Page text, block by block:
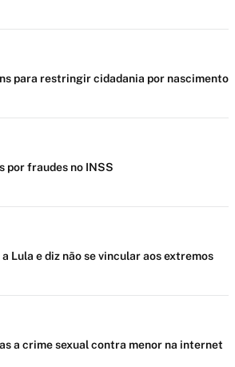
para restringir cidadania por nascimento
por fraudes no INSS
Lula e diz não se vincular aos extremos
a crime sexual contra menor na internet